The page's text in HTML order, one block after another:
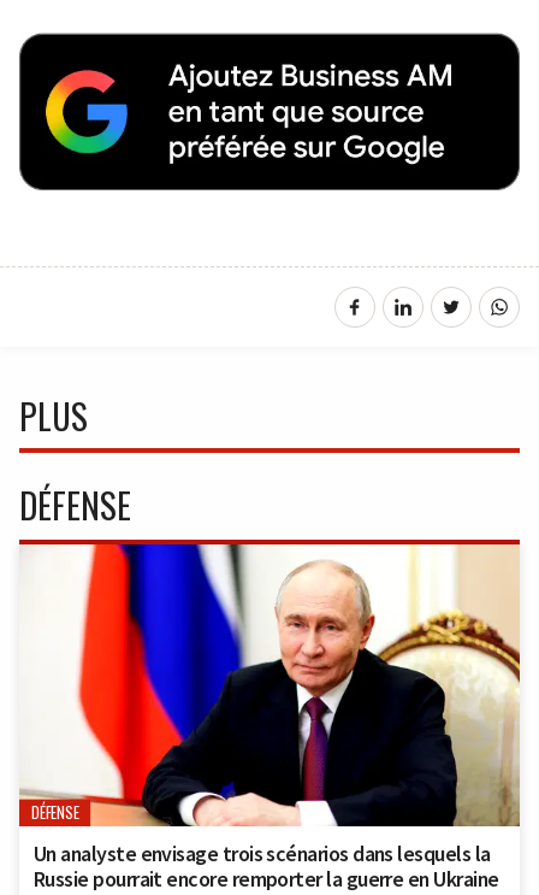
PLUS
DÉFENSE
DÉFENSE
Un analyste envisage trois scénarios dans lesquels la
Russie pourrait encore remporter la guerre en Ukraine